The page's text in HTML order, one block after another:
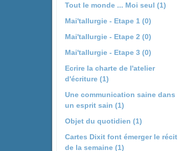
Tout le monde ... Moi seul (1)
Mai'tallurgie - Etape 1 (0)
Mai'tallurgie - Etape 2 (0)
Mai'tallurgie - Etape 3 (0)
Ecrire la charte de l'atelier
d'écriture (1)
Une communication saine dans
un esprit sain (1)
Objet du quotidien (1)
Cartes Dixit font émerger le récit
de la semaine (1)